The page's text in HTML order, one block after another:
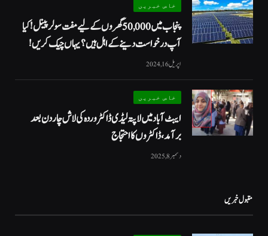
خاص خبریں
پنجاب میں 50,000 گھروں کے لیے مفت سولر پینل! کیا
آپ درخواست دینے کے اہل ہیں؟ یہاں چیک کریں!
اپریل 16, 2024
خاص خبریں
ایبٹ آباد میں لاپتہ لیڈی ڈاکٹر وردہ کی لاش چار دن بعد
برآمد، ڈاکٹروں کا احتجاج
دسمبر 8, 2025
مقبول خبریں